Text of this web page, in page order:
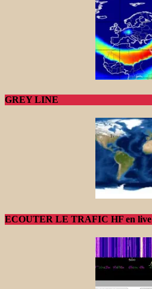
GREY LINE
ECOUTER LE TRAFIC HF en live